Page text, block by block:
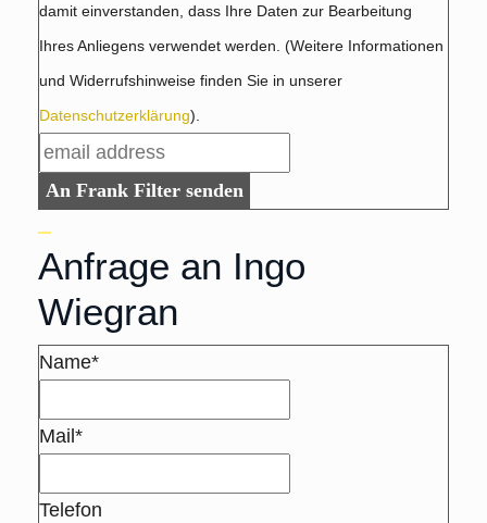
damit einverstanden, dass Ihre Daten zur Bearbeitung
Ihres Anliegens verwendet werden. (Weitere Informationen
und Widerrufshinweise finden Sie in unserer
Datenschutzerklärung).
An Frank Filter senden
Anfrage an Ingo
Wiegran
Name*
Mail*
Telefon